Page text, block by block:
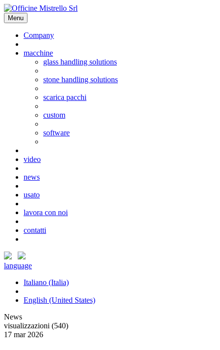
Menu
Company
macchine
glass handling solutions
stone handling solutions
scarica pacchi
custom
software
video
news
usato
lavora con noi
contatti
language
Italiano (Italia)
English (United States)
News
visualizzazioni (540)
17 mar 2026